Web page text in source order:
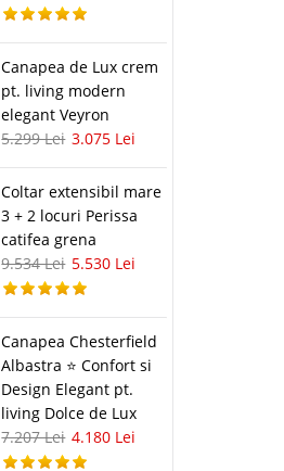
Canapea de Lux crem
pt. living modern
elegant Veyron
5.299 Lei 3.075 Lei
Coltar extensibil mare
3 + 2 locuri Perissa
catifea grena
9.534 Lei 5.530 Lei
Canapea Chesterfield
Albastra ⭐ Confort si
Design Elegant pt.
living Dolce de Lux
7.207 Lei 4.180 Lei